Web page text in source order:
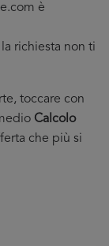
è
richiesta non ti
toccare con
Calcolo
che più si